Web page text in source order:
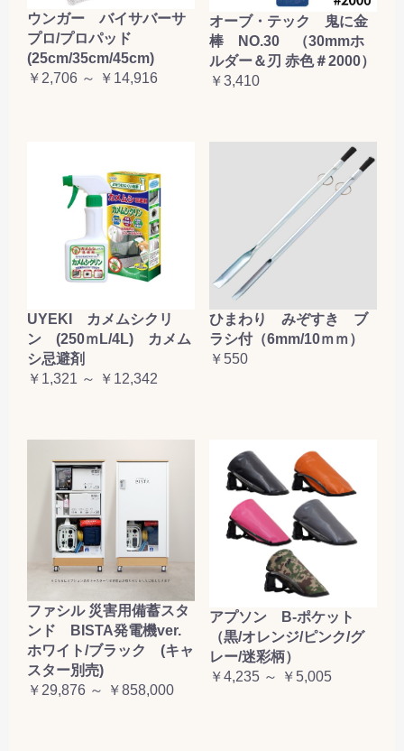
お買い物を続ける カートへ進む
ウンガー バイサバーサ
プロ/プロパッド
(25cm/35cm/45cm)
￥2,706 ～ ￥14,916
オーブ・テック 鬼に金
棒 NO.30 （30mmホ
ルダー＆刃 赤色＃2000）
￥3,410
UYEKI カメムシクリ
ン (250ｍL/4L) カメム
シ忌避剤
￥1,321 ～ ￥12,342
ひまわり みぞすき ブ
ラシ付（6mm/10ｍｍ）
￥550
ファシル 災害用備蓄スタ
ンド BISTA発電機ver.
ホワイト/ブラック (キャ
スター別売)
￥29,876 ～ ￥858,000
アプソン B-ポケット
（黒/オレンジ/ピンク/グ
レー/迷彩柄）
￥4,235 ～ ￥5,005